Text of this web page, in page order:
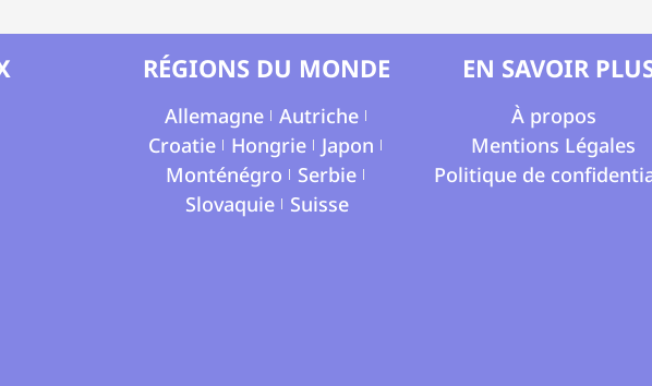
RÉGIONS DU MONDE
Allemagne
Autriche
Croatie
Hongrie
Japon
Monténégro
Serbie
Slovaquie
Suisse
EN SAVOIR
À propos
Mentions Légales
Politique de